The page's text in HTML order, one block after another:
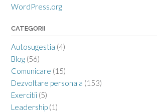
WordPress.org
CATEGORII
Autosugestia (4)
Blog (56)
Comunicare (15)
Dezvoltare personala (153)
Exercitii (5)
Leadership (1)